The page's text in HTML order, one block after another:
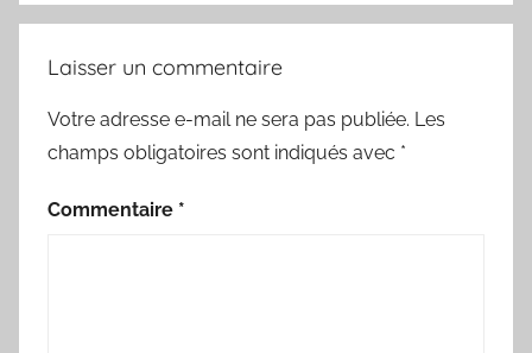
Laisser un commentaire
Votre adresse e-mail ne sera pas publiée. Les
champs obligatoires sont indiqués avec *
Commentaire *